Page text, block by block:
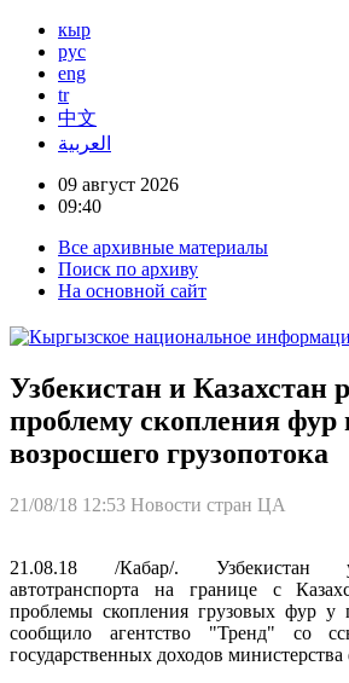
кыр
рус
eng
tr
中文
العربية
09 август 2026
09:40
Все архивные материалы
Поиск по архиву
На основной сайт
Узбекистан и Казахстан
проблему скопления фур
возросшего грузопотока
21/08/18 12:53 Новости стран ЦА
21.08.18 /Кабар/. Узбекистан
автотранспорта на границе с
проблемы скопления грузовых фур у
сообщило агентство "Тренд" со
государственных доходов